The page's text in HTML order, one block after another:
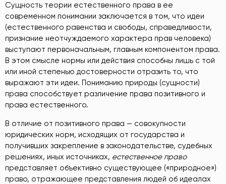
Сущность теории естественного права в ее
современном понимании заключается в том, что идеи
(естественного равенства и свободы, справедливости,
признание неотчуждаемого характера прав человека)
выступают первоначальным, главным компонентом права.
В этом смысле нормы или действия способны лишь с той
или иной степенью достоверности отразить то, что
выражают эти идеи. Пониманию природы (сущности)
права способствует различение права позитивного и
права естественного.
В отличие от позитивного права — совокупности
юридических норм, исходящих от государства и
получивших закрепление в законодательстве, судебных
решениях, иных источниках, естественное право
представляет объективно существующее («природное»)
право, отражающее представления людей об идеалах